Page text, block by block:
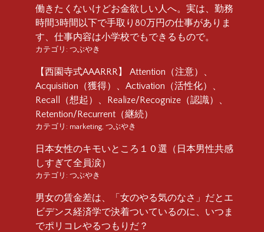
働きたくないけどお金欲しい人へ。実は、勤務
時間3時間以下で手取り80万円の仕事がありま
す、仕事内容は小学校でもできるもので。
カテゴリ: つぶやき
【西園寺式AAARRR】 Attention（注意）、
Acquisition（獲得）、Activation（活性化）、
Recall（想起）、Realize/Recognize（認識）、
Retention/Recurrent（継続）
カテゴリ: marketing つぶやき
日本女性のキモいところ１０選（日本男性共感
しすぎて全員涙）
カテゴリ: つぶやき
男女の賃金差は、「女のやる気のなさ」だとエ
ビデンス経済学で決着ついているのに、いつま
でポリコレやるつもりだ？